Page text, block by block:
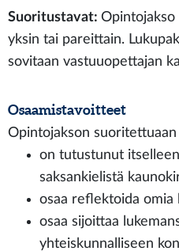
Suoritustavat: Opintojakso
yksin tai pareittain.
sovitaan vastuuopettajan
Osaamistavoitteet
Opintojakson suoritettuaan
on tutustunut
saksankielistä
osaa reflektoida omia
osaa sijoittaa
yhteiskunnalliseen